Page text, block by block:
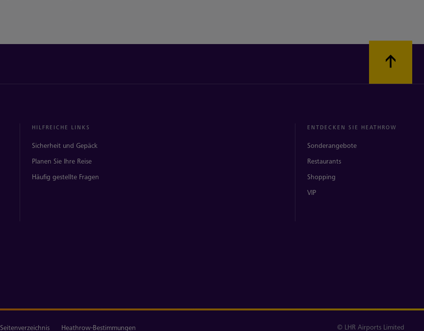
HILFREICHE LINKS
Sicherheit und Gepäck
Planen Sie Ihre Reise
Häufig gestellte Fragen
ENTDECKEN SIE HEATHROW
Sonderangebote
Restaurants
Shopping
VIP
Seitenverzeichnis Heathrow-Bestimmungen © LHR Airports Limited